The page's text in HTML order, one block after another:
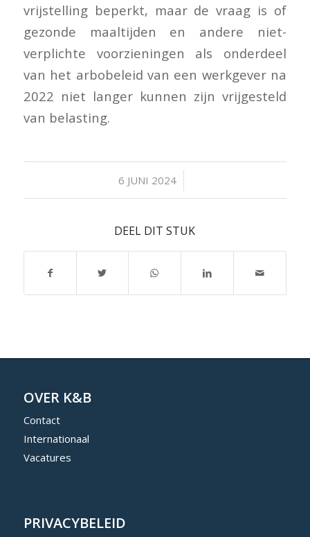
vrijstelling beperkt, maar de vraag is of
gezonde maaltijden en andere niet-
verplichte voorzieningen als onderdeel
van het arbobeleid van een werkgever na
2022 niet langer kunnen zijn vrijgesteld
van belasting.
6 JUNI 2024
/
DEEL DIT STUK
OVER K&B
Contact
Internationaal
Vacatures
PRIVACYBELEID